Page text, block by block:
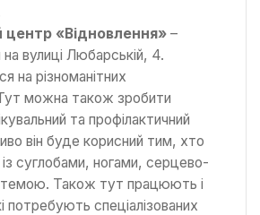
«Відновлення»–
вулиці Любарській, 4.
на різноманітних
можна також зробити
та профілактичний
він буде корисний тим, хто
суглобами, ногами, серцево-
Також тут працюють і
потребують спеціалізованих